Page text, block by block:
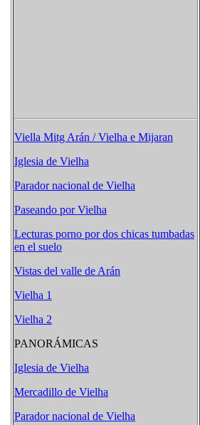
Viella Mitg Arán / Vielha e Mijaran
Iglesia de Vielha
Parador nacional de Vielha
Paseando por Vielha
Lecturas porno por dos chicas tumbadas
en el suelo
Vistas del valle de Arán
Vielha 1
Vielha 2
PANORÁMICAS
Iglesia de Vielha
Mercadillo de Vielha
Parador nacional de Vielha